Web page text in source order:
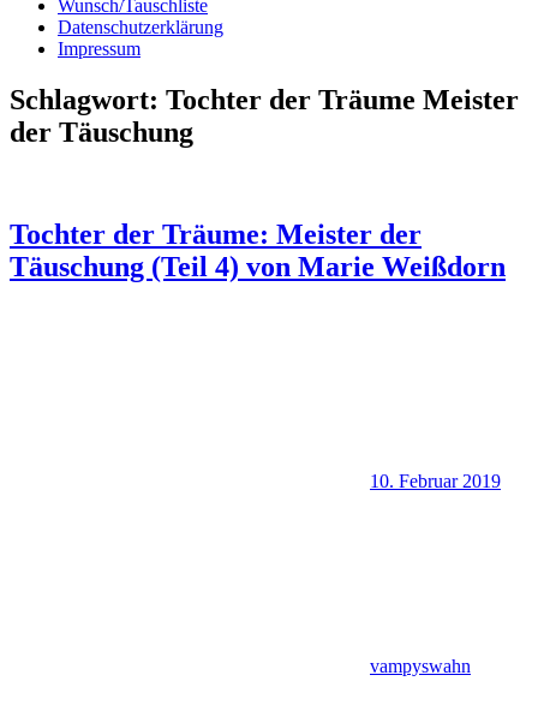
Wunsch/Tauschliste
Datenschutzerklärung
Impressum
Schlagwort: Tochter der Träume Meister
der Täuschung
Tochter der Träume: Meister der
Täuschung (Teil 4) von Marie Weißdorn
10. Februar 2019
vampyswahn